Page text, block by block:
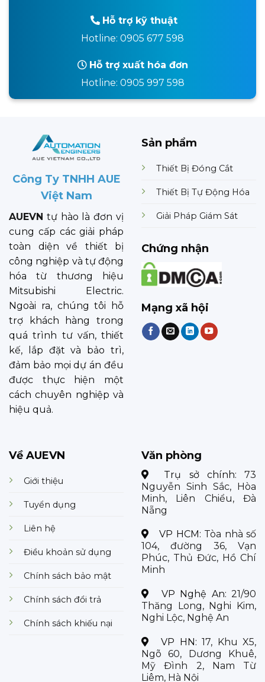
Hỗ trợ kỹ thuật
Hotline: 0905 677 598
Hỗ trợ xuất hóa đơn
Hotline: 0905 997 598
Công Ty TNHH AUE
Việt Nam
AUEVN tự hào là đơn vị
cung cấp các giải pháp
toàn diện về thiết bị
công nghiệp và tự động
hóa từ thương hiệu
Mitsubishi Electric.
Ngoài ra, chúng tôi hỗ
trợ khách hàng trong
quá trình tư vấn, thiết
kế, lắp đặt và bảo trì,
đảm bảo mọi dự án đều
được thực hiện một
cách chuyên nghiệp và
hiệu quả.
Sản phẩm
Thiết Bị Đóng Cắt
Thiết Bị Tự Động Hóa
Giải Pháp Giám Sát
Chứng nhận
Mạng xã hội
Về AUEVN
Giới thiệu
Tuyển dụng
Liên hệ
Điều khoản sử dụng
Chính sách bảo mật
Chính sách đổi trả
Chính sách khiếu nại
Văn phòng
Trụ sở chính: 73
Nguyễn Sinh Sắc, Hòa
Minh, Liên Chiểu, Đà
Nẵng
VP HCM: Tòa nhà số
104, đường 36, Vạn
Phúc, Thủ Đức, Hồ Chí
Minh
VP Nghệ An: 21/90
Thăng Long, Nghi Kim,
Nghi Lộc, Nghệ An
VP HN:17, Khu X5,
Ngõ 60, Dương Khuê,
Mỹ Đình 2, Nam Từ
Liêm, Hà Nội